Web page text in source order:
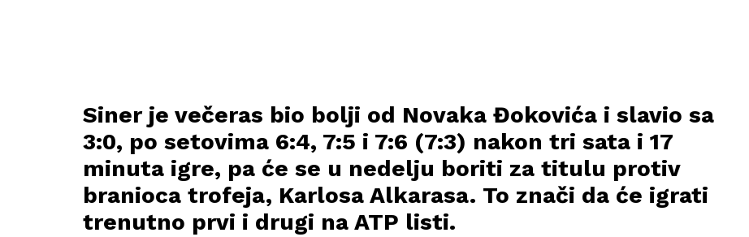
Siner je večeras bio bolji od Novaka Đokovića i slavio sa
3:0, po setovima 6:4, 7:5 i 7:6 (7:3) nakon tri sata i 17
minuta igre, pa će se u nedelju boriti za titulu protiv
branioca trofeja, Karlosa Alkarasa. To znači da će igrati
trenutno prvi i drugi na ATP listi.